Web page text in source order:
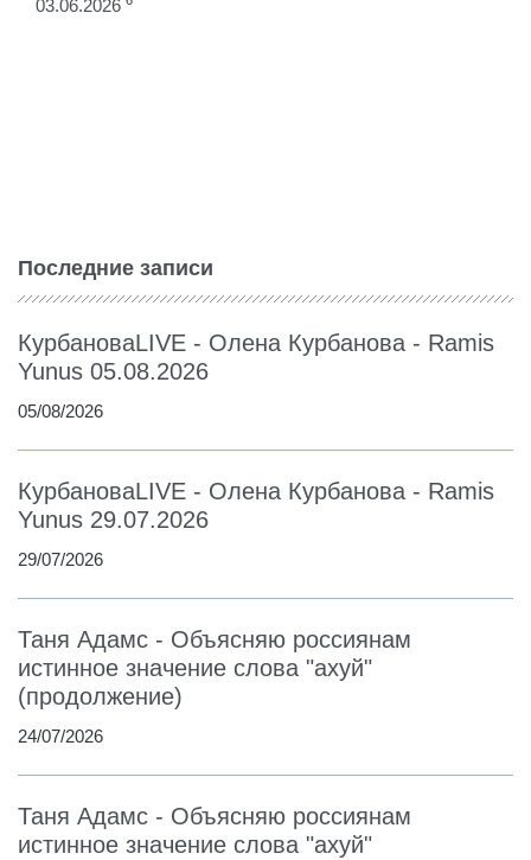
03.06.2026
Последние записи
КурбановаLIVE - Олена Курбанова - Ramis
Yunus 05.08.2026
05/08/2026
КурбановаLIVE - Олена Курбанова - Ramis
Yunus 29.07.2026
29/07/2026
Таня Адамс - Объясняю россиянам
истинное значение слова "ахуй"
(продолжение)
24/07/2026
Таня Адамс - Объясняю россиянам
истинное значение слова "ахуй"